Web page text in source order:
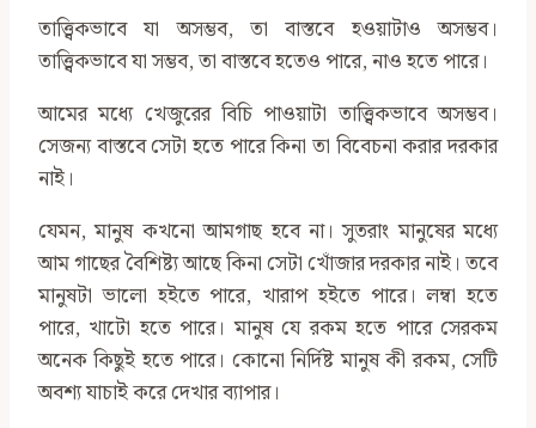
তাত্ত্বিকভাবে যা অসম্ভব, তা বাস্তবে হওয়াটাও অসম্ভব।
তাত্ত্বিকভাবে যা সম্ভব, তা বাস্তবে হতেও পারে, নাও হতে পারে।
আমের মধ্যে খেজুরের বিচি পাওয়াটা তাত্ত্বিকভাবে অসম্ভব।
সেজন্য বাস্তবে সেটা হতে পারে কিনা তা বিবেচনা করার দরকার
নাই।
যেমন, মানুষ কখনো আমগাছ হবে না। সুতরাং মানুষের মধ্যে
আম গাছের বৈশিষ্ট্য আছে কিনা সেটা খোঁজার দরকার নাই। তবে
মানুষটা ভালো হইতে পারে, খারাপ হইতে পারে। লম্বা হতে
পারে, খাটো হতে পারে। মানুষ যে রকম হতে পারে সেরকম
অনেক কিছুই হতে পারে। কোনো নির্দিষ্ট মানুষ কী রকম, সেটি
অবশ্য যাচাই করে দেখার ব্যাপার।